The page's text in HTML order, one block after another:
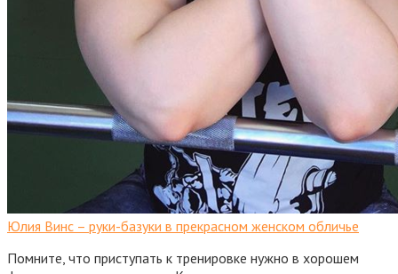
Юлия Винс – руки-базуки в прекрасном женском обличье
Помните, что приступать к тренировке нужно в хорошем